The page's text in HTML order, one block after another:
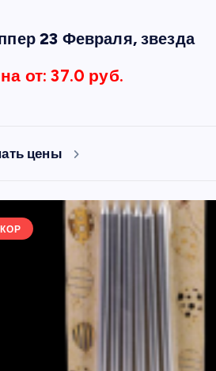
форма
х 6 см
выпечки
23 Февраля, звезда
от: 37.0 руб.
цены